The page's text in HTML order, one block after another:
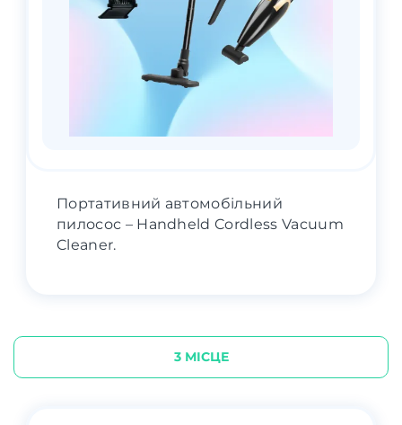
Портативний автомобільний
пилосос – Handheld Cordless Vacuum
Cleaner.
3 МІСЦЕ